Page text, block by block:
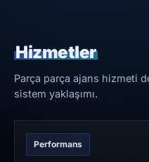
Hizmetler
Parça parça ajans hizmeti
sistem yaklaşımı.
Performans